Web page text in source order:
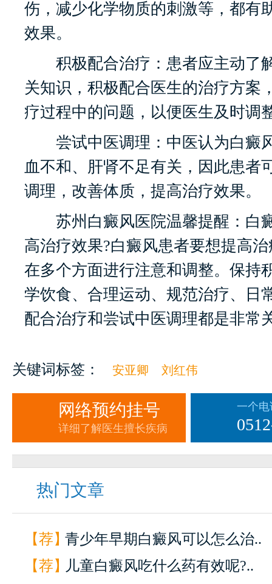
伤，减少化学物质的刺激等，都有
效果。
积极配合治疗：患者应主动了
关知识，积极配合医生的治疗方案
疗过程中的问题，以便医生及时调
尝试中医调理：中医认为白癜
血不和、肝肾不足有关，因此患者
调理，改善体质，提高治疗效果。
苏州白癜风医院温馨提醒：白
高治疗效果?白癜风患者要想提高
在多个方面进行注意和调整。保持
学饮食、合理运动、规范治疗、日
配合治疗和尝试中医调理都是非常
关键词标签： 安亚卿 刘红伟
网络预约挂号
详细了解医生擅长疾病
一个
热门文章
【荐】青少年早期白癜风可以怎么治..
【荐】 儿童白癜风吃什么药有效呢?..